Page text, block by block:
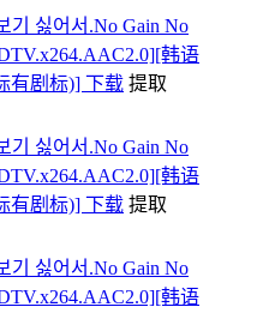
싫어서.No Gain No
韩语
有剧标)] 下载 提取
싫어서.No Gain No
韩语
有剧标)] 下载 提取
싫어서.No Gain No
韩语